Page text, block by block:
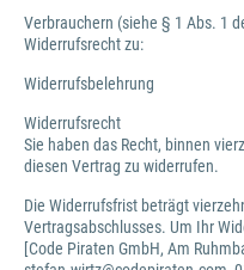
Verbrauchern (siehe § 1 Abs. 1
Widerrufsrecht zu:
Widerrufsbelehrung
Widerrufsrecht
Sie haben das Recht, binnen
diesen Vertrag zu widerrufen.
Die Widerrufsfrist beträgt
Vertragsabschlusses. Um Ihr
[Code Piraten GmbH, Am